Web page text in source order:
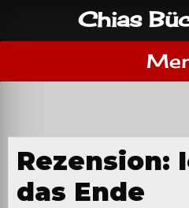
content
Chias
Rezension:
das Ende